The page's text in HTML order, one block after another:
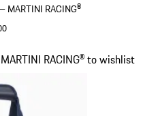
MARTINI RACING®
RACING® to wishlist